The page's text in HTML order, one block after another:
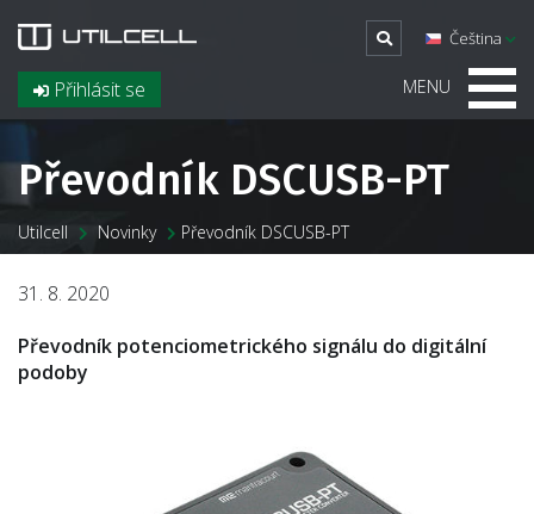
Přihlásit se
Čeština
MENU
Převodník DSCUSB-PT
Utilcell Novinky Převodník DSCUSB-PT
31. 8. 2020
Převodník potenciometrického signálu do digitální
podoby